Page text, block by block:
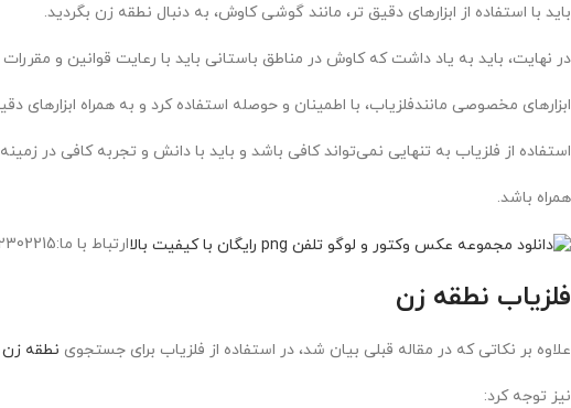
باید با استفاده از ابزارهای دقیق تر، مانند گوشی کاوش، به دنبال نطقه زن بگردید.
در نهایت، باید به یاد داشت که کاوش در مناطق باستانی باید با رعایت قوانین و
ابزارهای مخصوصی مانندفلزیاب، با اطمینان و حوصله استفاده کرد و به همراه ابزارهای
استفاده از فلزیاب به تنهایی نمی‌تواند کافی باشد و باید با دانش و تجربه کافی در
همراه باشد.
ارتباط با ما:09122302215
فلزیاب نطقه زن
علاوه بر نکاتی که در مقاله قبلی بیان شد، در استفاده از فلزیاب برای جستجوی نطقه زن
نیز توجه کرد: